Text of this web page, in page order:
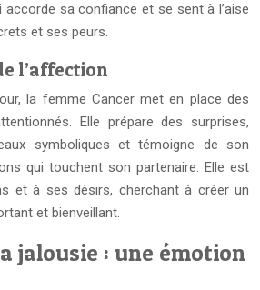
accorde sa confiance et se sent à l’aise
et ses peurs.
l’affection
la femme Cancer met en place des
Elle prépare des surprises,
symboliques et témoigne de son
qui touchent son partenaire. Elle est
et à ses désirs, cherchant à créer un
et bienveillant.
jalousie : une émotion